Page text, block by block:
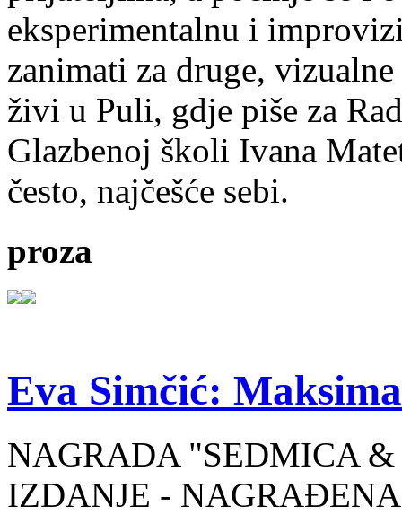
eksperimentalnu i
zanimati za druge,
živi u Puli, gdje piše za
Glazbenoj školi Ivana
često, najčešće sebi.
proza
Eva Simčić:
NAGRADA "SEDMICA
IZDANJE -